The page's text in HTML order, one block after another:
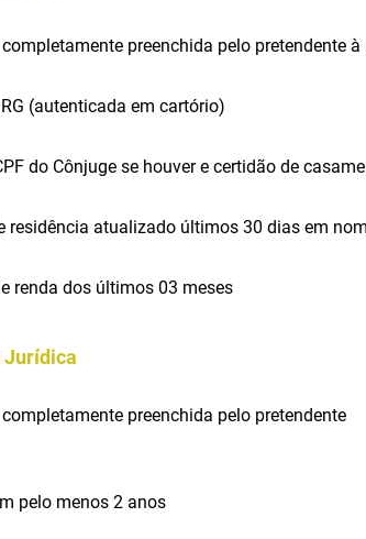
preenchida pelo pretendente à
(autenticada em cartório)
do Cônjuge se houver e certidão de
residência atualizado últimos 30 dias em
renda dos últimos 03 meses
Jurídica
preenchida pelo pretendente
pelo menos 2 anos